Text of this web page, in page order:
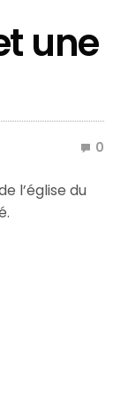
une
0
l’église du